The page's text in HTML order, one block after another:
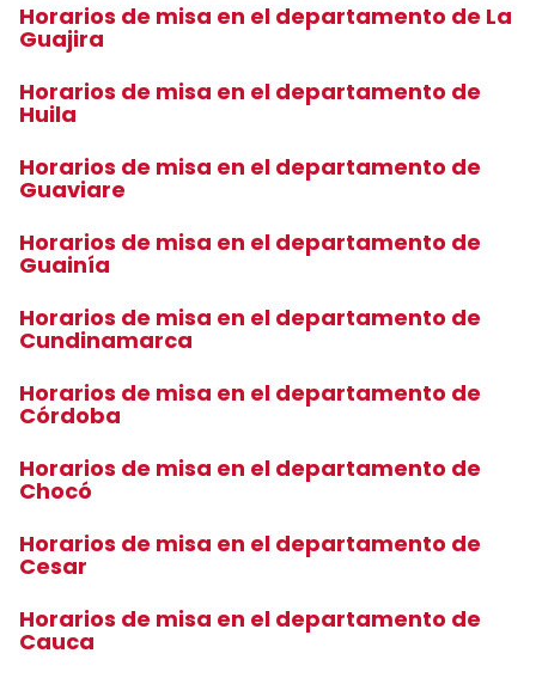
Horarios de misa en el departamento de La
Guajira
Horarios de misa en el departamento de
Huila
Horarios de misa en el departamento de
Guaviare
Horarios de misa en el departamento de
Guainía
Horarios de misa en el departamento de
Cundinamarca
Horarios de misa en el departamento de
Córdoba
Horarios de misa en el departamento de
Chocó
Horarios de misa en el departamento de
Cesar
Horarios de misa en el departamento de
Cauca